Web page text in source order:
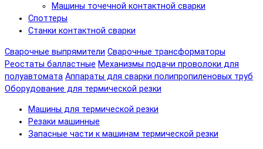
Машины точечной контактной сварки
Споттеры
Станки контактной сварки
Сварочные выпрямители Сварочные трансформаторы
Реостаты балластные Механизмы подачи проволоки для
полуавтомата Аппараты для сварки полипропиленовых труб
Оборудование для термической резки
Машины для термической резки
Резаки машинные
Запасные части к машинам термической резки